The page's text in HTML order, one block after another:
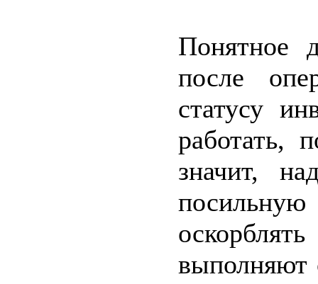
Понятное
после
статусу
работать,
значит,
выполняют